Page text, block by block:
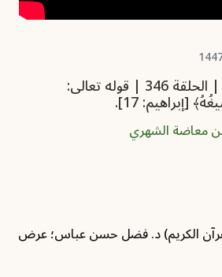
برنامج غريب القرآن | الحلقة 346 | قوله تعالى:
[إبراهيم: 17].
معاضة الشهري
الكريم) د. فضل حسن عباس؛ عرض